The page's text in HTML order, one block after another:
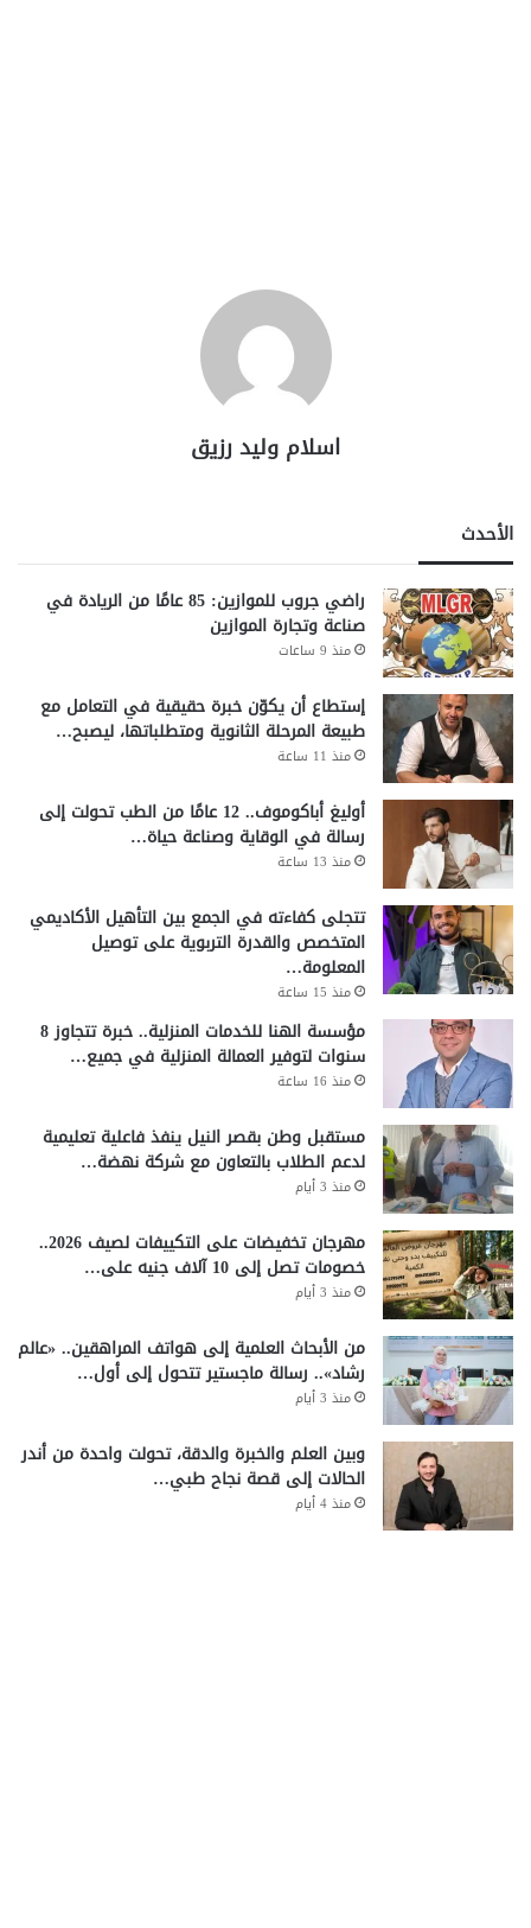
اسلام وليد رزيق
الأحدث
راضي جروب للموازين: 85 عامًا من الريادة في
صناعة وتجارة الموازين
منذ 9 ساعات
إستطاع أن يكوّن خبرة حقيقية في التعامل مع
طبيعة المرحلة الثانوية ومتطلباتها، ليصبح…
منذ 11 ساعة
أوليغ أباكوموف.. 12 عامًا من الطب تحولت إلى
رسالة في الوقاية وصناعة حياة…
منذ 13 ساعة
تتجلى كفاءته في الجمع بين التأهيل الأكاديمي
المتخصص والقدرة التربوية على توصيل
المعلومة…
منذ 15 ساعة
مؤسسة الهنا للخدمات المنزلية.. خبرة تتجاوز 8
سنوات لتوفير العمالة المنزلية في جميع…
منذ 16 ساعة
مستقبل وطن بقصر النيل ينفذ فاعلية تعليمية
لدعم الطلاب بالتعاون مع شركة نهضة…
منذ 3 أيام
مهرجان تخفيضات على التكييفات لصيف 2026..
خصومات تصل إلى 10 آلاف جنيه على…
منذ 3 أيام
من الأبحاث العلمية إلى هواتف المراهقين.. «عالم
رشاد».. رسالة ماجستير تتحول إلى أول…
منذ 3 أيام
وبين العلم والخبرة والدقة، تحولت واحدة من أندر
الحالات إلى قصة نجاح طبي…
منذ 4 أيام